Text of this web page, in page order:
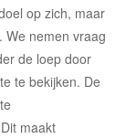
op zich, maar
We nemen vraag
de loep door
te bekijken. De
maakt